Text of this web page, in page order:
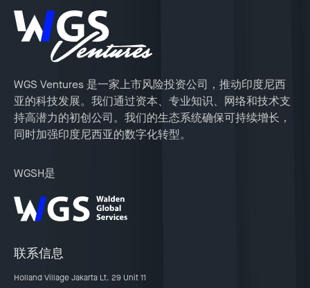
WGS Ventures 是一家上市风险投资公司，推动印度尼西
亚的科技发展。我们通过资本、专业知识、网络和技术支
持高潜力的初创公司。我们的生态系统确保可持续增长，
同时加强印度尼西亚的数字化转型。
WGSH是
联系信息
Holland Village Jakarta Lt. 29 Unit 11